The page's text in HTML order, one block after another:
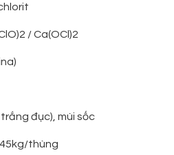
/ Ca(OCl)2
đục), mùi sốc
thùng